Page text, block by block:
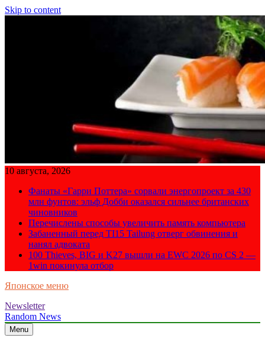
Skip to content
10 августа, 2026
Фанаты «Гарри Поттера» сорвали энергопроект за 430
млн фунтов: эльф Добби оказался сильнее британских
чиновников
Перечислены способы увеличить память компьютера
Забаненный перед TI15 Tailung отверг обвинения и
нанял адвоката
100 Thieves, BIG и K27 вышли на EWC 2026 по CS 2 —
1win покинула отбор
Японское меню
Newsletter
Random News
Menu